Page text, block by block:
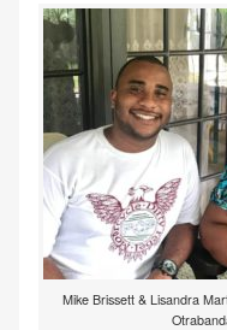
Mike Brissett & Lisandra